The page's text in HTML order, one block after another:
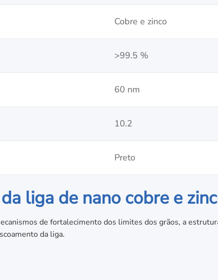
Cobre e zinco
>99.5 %
60 nm
10.2
Preto
liga de nano cobre e
de fortalecimento dos limites dos grãos, a
da liga.